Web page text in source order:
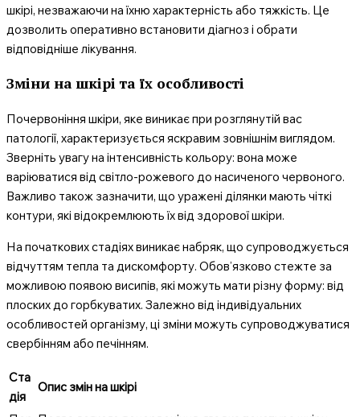
SUBSCRIBE NOW
Company
Контакти
Підписка
Мій акаунт
Медичні книги
шкірі, незважаючи на їхню характерність або тяжкість. Це
дозволить оперативно встановити діагноз і обрати
відповідніше лікування.
Зміни на шкірі та їх особливості
Почервоніння шкіри, яке виникає при розглянутій вас
патології, характеризується яскравим зовнішнім виглядом.
Зверніть увагу на інтенсивність кольору: вона може
варіюватися від світло-рожевого до насиченого червоного.
Важливо також зазначити, що уражені ділянки мають чіткі
контури, які відокремлюють їх від здорової шкіри.
На початкових стадіях виникає набряк, що супроводжується
відчуттям тепла та дискомфорту. Обов’язково стежте за
можливою появою висипів, які можуть мати різну форму: від
плоских до горбкуватих. Залежно від індивідуальних
особливостей організму, ці зміни можуть супроводжуватися
свербінням або печінням.
Ста
дія
Опис змін на шкірі